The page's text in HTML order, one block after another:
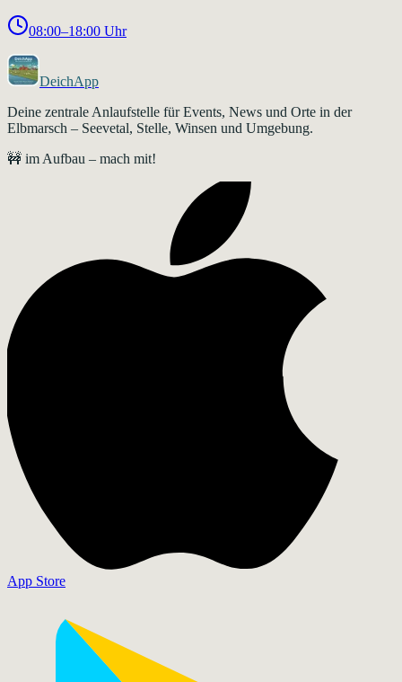
08:00–18:00 Uhr
DeichApp
Deine zentrale Anlaufstelle für Events, News und Orte in der
Elbmarsch – Seevetal, Stelle, Winsen und Umgebung.
🚧 im Aufbau – mach mit!
App Store